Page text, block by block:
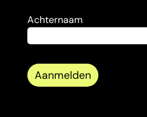
Achternaam